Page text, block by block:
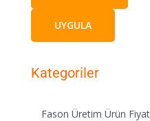
UYGULA
Kategoriler
Fason Üretim Ürün